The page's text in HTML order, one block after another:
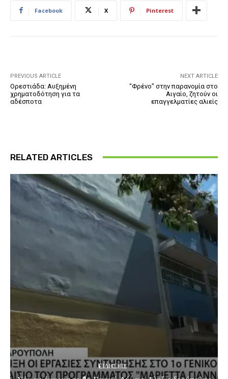
Facebook X Pinterest
PREVIOUS ARTICLE
Ορεστιάδα: Αυξημένη
χρηματοδότηση για τα
αδέσποτα
NEXT ARTICLE
“Φρένο” στην παρανομία στο
Αιγαίο, ζητούν οι
επαγγελματίες αλιείς
RELATED ARTICLES
EΙΔΗΣΕΙΣ